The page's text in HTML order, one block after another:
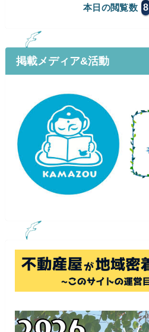
本日の閲覧数 8
掲載メディア&活動